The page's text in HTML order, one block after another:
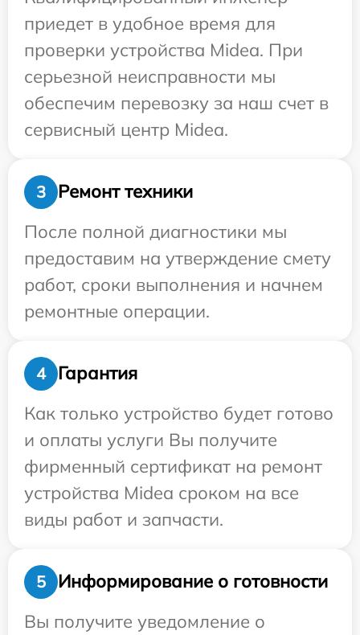
приедет в удобное время для
проверки устройства Midea. При
серьезной неисправности мы
обеспечим перевозку за наш счет в
сервисный центр Midea.
3
Ремонт техники
После полной диагностики мы
предоставим на утверждение смету
работ, сроки выполнения и начнем
ремонтные операции.
4
Гарантия
Как только устройство будет готово
и оплаты услуги Вы получите
фирменный сертификат на ремонт
устройства Midea сроком на все
виды работ и запчасти.
5
Информирование о готовности
Вы получите уведомление о